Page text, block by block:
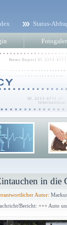
Status-
in die
Autor:
Bericht: +++ Auto